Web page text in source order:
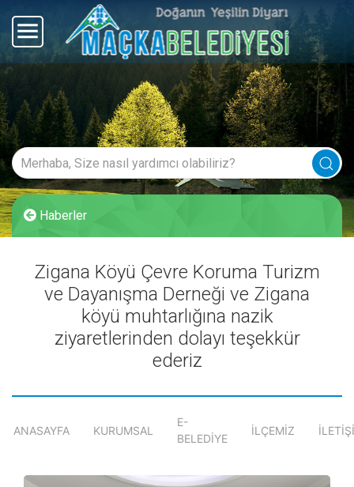
Haberler
Zigana Köyü Çevre Koruma Turizm
ve Dayanışma Derneği ve Zigana
köyü muhtarlığına nazik
ziyaretlerinden dolayı teşekkür
ederiz
ANASAYFA KURUMSAL
E-
BELEDİYE
İLÇEMİZ